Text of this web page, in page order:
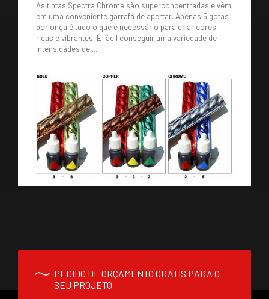
As tintas Spectra Chrome são superconcentradas e vêm
em uma conveniente garrafa de apertar. Apenas 5 gotas
por onça é tudo o que é necessário para criar cores
ricas e vibrantes. É fácil conseguir uma variedade de
intensidades de ...
PEDIDO DE ORÇAMENTO GRÁTIS PARA O
SEU PROJETO